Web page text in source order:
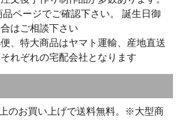
ページでご確認下さい。 誕生日御
はご相談下さい
、特大商品はヤマト運輸、産地直送
れぞれの宅配会社となります
のお買い上げで送料無料。※大型商